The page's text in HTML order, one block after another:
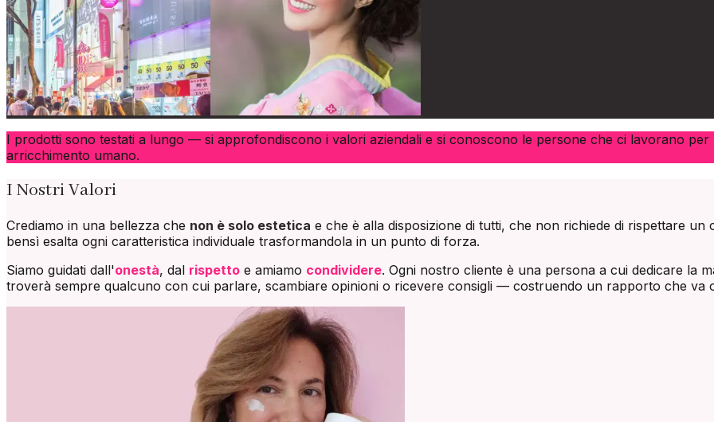
I prodotti sono testati a lungo — si approfondiscono i valori aziendali e si conoscono le persone che ci lavorano per
arricchimento umano.
I Nostri Valori
Crediamo in una bellezza che non è solo estetica e che è alla disposizione di tutti, che non richiede di rispettare un
bensì esalta ogni caratteristica individuale trasformandola in un punto di forza.
Siamo guidati dall'onestà, dal rispetto e amiamo condividere. Ogni nostro cliente è una persona a cui dedicare la
troverà sempre qualcuno con cui parlare, scambiare opinioni o ricevere consigli — costruendo un rapporto che va